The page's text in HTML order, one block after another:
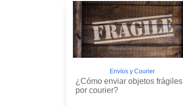
Envíos y Courier
¿Cómo enviar objetos frágiles
por courier?